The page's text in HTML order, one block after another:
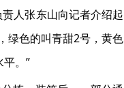
人张东山向记者介绍起
绿色的叫青甜2号，黄色
。”